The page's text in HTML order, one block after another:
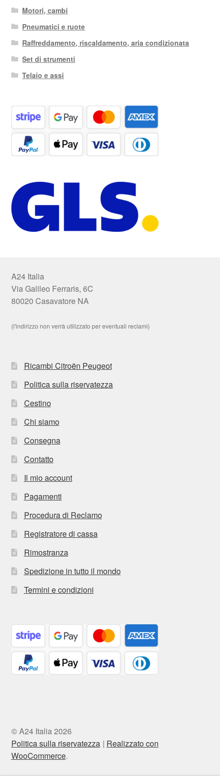
Motori, cambi
Pneumatici e ruote
Raffreddamento, riscaldamento, aria condizionata
Set di strumenti
Telaio e assi
A24 Italia
Via Galileo Ferraris, 6C
80020 Casavatore NA
(l'indirizzo non verrà utilizzato per eventuali reclami)
Ricambi Citroën Peugeot
Politica sulla riservatezza
Cestino
Chi siamo
Consegna
Contatto
Il mio account
Pagamenti
Procedura di Reclamo
Registratore di cassa
Rimostranza
Spedizione in tutto il mondo
Termini e condizioni
© A24 Italia 2026
Politica sulla riservatezza
Realizzato con
WooCommerce.